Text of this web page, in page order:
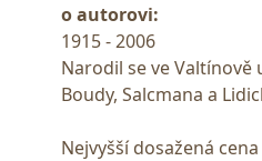
o autorovi:
1915 - 2006
Narodil se ve
Boudy, Salcmana a
Nejvyšší dosažená